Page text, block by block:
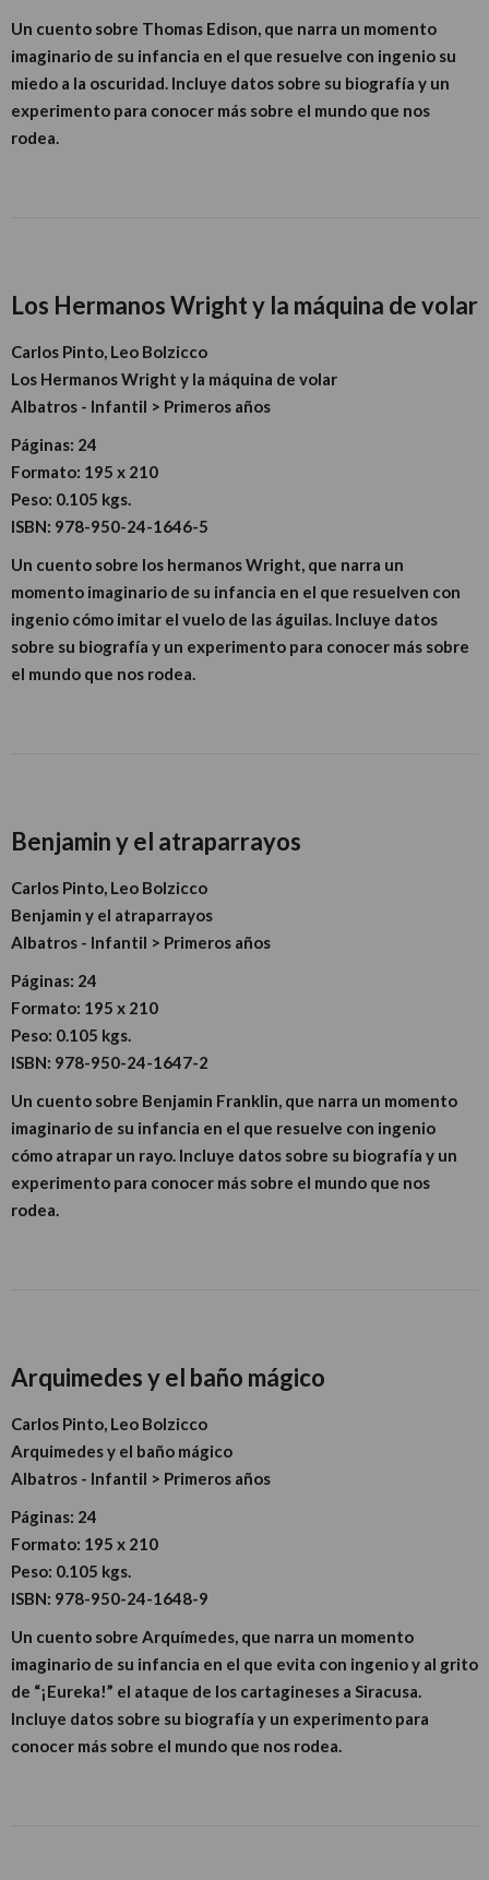
Un cuento sobre Thomas Edison, que narra un momento
imaginario de su infancia en el que resuelve con ingenio su
miedo a la oscuridad. Incluye datos sobre su biografía y un
experimento para conocer más sobre el mundo que nos
rodea.
Los Hermanos Wright y la máquina de volar
Carlos Pinto, Leo Bolzicco
Los Hermanos Wright y la máquina de volar
Albatros - Infantil > Primeros años
Páginas: 24
Formato: 195 x 210
Peso: 0.105 kgs.
ISBN: 978-950-24-1646-5
Un cuento sobre los hermanos Wright, que narra un
momento imaginario de su infancia en el que resuelven con
ingenio cómo imitar el vuelo de las águilas. Incluye datos
sobre su biografía y un experimento para conocer más sobre
el mundo que nos rodea.
Benjamin y el atraparrayos
Carlos Pinto, Leo Bolzicco
Benjamin y el atraparrayos
Albatros - Infantil > Primeros años
Páginas: 24
Formato: 195 x 210
Peso: 0.105 kgs.
ISBN: 978-950-24-1647-2
Un cuento sobre Benjamin Franklin, que narra un momento
imaginario de su infancia en el que resuelve con ingenio
cómo atrapar un rayo. Incluye datos sobre su biografía y un
experimento para conocer más sobre el mundo que nos
rodea.
Arquimedes y el baño mágico
Carlos Pinto, Leo Bolzicco
Arquimedes y el baño mágico
Albatros - Infantil > Primeros años
Páginas: 24
Formato: 195 x 210
Peso: 0.105 kgs.
ISBN: 978-950-24-1648-9
Un cuento sobre Arquímedes, que narra un momento
imaginario de su infancia en el que evita con ingenio y al grito
de “¡Eureka!” el ataque de los cartagineses a Siracusa.
Incluye datos sobre su biografía y un experimento para
conocer más sobre el mundo que nos rodea.